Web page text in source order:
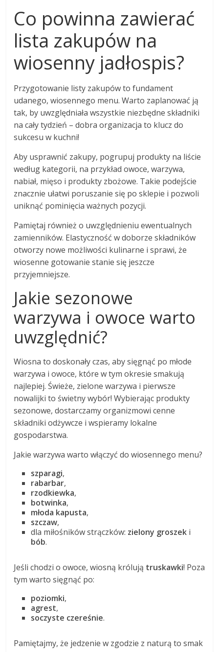
Co powinna zawierać
lista zakupów na
wiosenny jadłospis?
Przygotowanie listy zakupów to fundament
udanego, wiosennego menu. Warto zaplanować ją
tak, by uwzględniała wszystkie niezbędne składniki
na cały tydzień – dobra organizacja to klucz do
sukcesu w kuchni!
Aby usprawnić zakupy, pogrupuj produkty na liście
według kategorii, na przykład owoce, warzywa,
nabiał, mięso i produkty zbożowe. Takie podejście
znacznie ułatwi poruszanie się po sklepie i pozwoli
uniknąć pominięcia ważnych pozycji.
Pamiętaj również o uwzględnieniu ewentualnych
zamienników. Elastyczność w doborze składników
otworzy nowe możliwości kulinarne i sprawi, że
wiosenne gotowanie stanie się jeszcze
przyjemniejsze.
Jakie sezonowe
warzywa i owoce warto
uwzględnić?
Wiosna to doskonały czas, aby sięgnąć po młode
warzywa i owoce, które w tym okresie smakują
najlepiej. Świeże, zielone warzywa i pierwsze
nowalijki to świetny wybór! Wybierając produkty
sezonowe, dostarczamy organizmowi cenne
składniki odżywcze i wspieramy lokalne
gospodarstwa.
Jakie warzywa warto włączyć do wiosennego menu?
szparagi,
rabarbar,
rzodkiewka,
botwinka,
młoda kapusta,
szczaw,
dla miłośników strączków: zielony groszek i
bób.
Jeśli chodzi o owoce, wiosną królują truskawki! Poza
tym warto sięgnąć po:
poziomki,
agrest,
soczyste czereśnie.
Pamiętajmy, że jedzenie w zgodzie z naturą to smak